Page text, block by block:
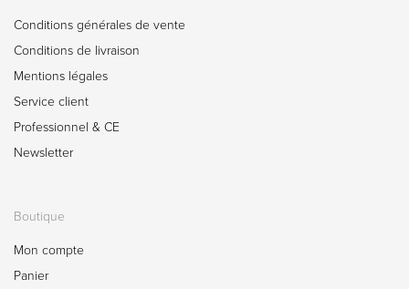
Conditions générales de vente
Conditions de livraison
Mentions légales
Service client
Professionnel & CE
Newsletter
Boutique
Mon compte
Panier